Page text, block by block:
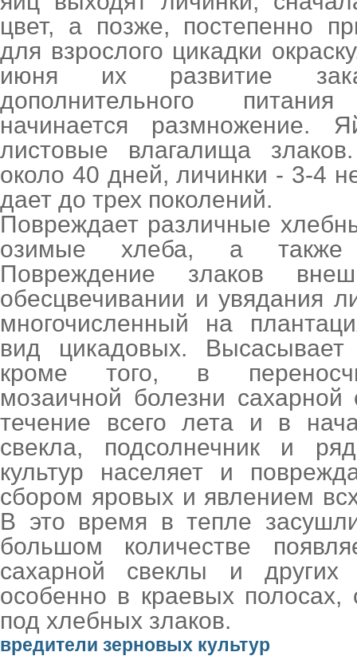
цвет, а позже, постепенно
для взрослого цикадки
июня их развитие
дополнительного
начинается размножение.
листовые влагалища
около 40 дней, личинки - 3-4
дает до трех поколений.
Повреждает различные
озимые хлеба, а также
Повреждение злаков
обесцвечивании и увядания
многочисленный на
вид цикадовых.
кроме того, в
мозаичной болезни
течение всего лета и в
свекла, подсолнечник и
культур населяет и
сбором яровых и явлением
В это время в тепле
большом количестве
сахарной свеклы и других
особенно в краевых
под хлебных злаков.
вредители зерновых культур